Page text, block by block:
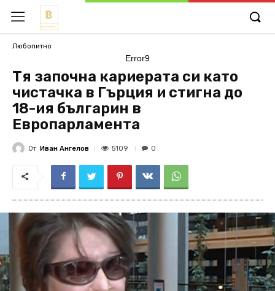
Любопитно
Error9
Тя започна кариерата си като
чистачка в Гърция и стигна до
18-ия българин в
Европарламента
От Иван Ангелов 5109 0